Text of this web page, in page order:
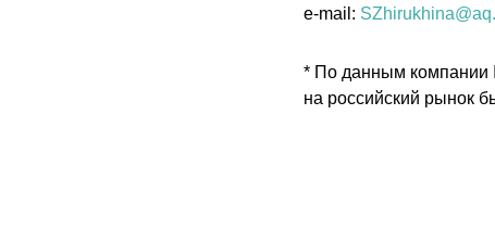
e-mail:
* По данным компании
на российский рынок